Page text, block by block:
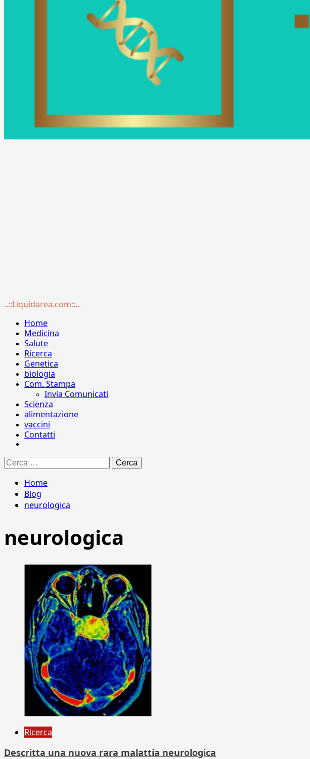
Menu
..::Liquidarea.com::..
Home
Medicina
Salute
Ricerca
Genetica
biologia
Com. Stampa
Invia Comunicati
Scienza
alimentazione
vaccini
Contatti
Ricerca
per:
Home
Blog
neurologica
neurologica
Ricerca
Descritta una nuova rara malattia neurologica